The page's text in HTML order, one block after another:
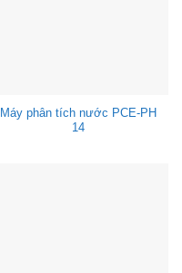
Máy phân tích nước PCE-PH
14